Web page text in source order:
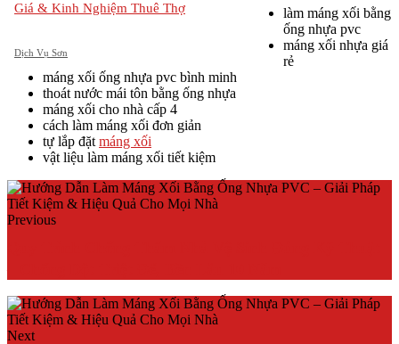
Giá & Kinh Nghiệm Thuê Thợ
Dịch Vụ Sơn
làm máng xối bằng
ống nhựa pvc
máng xối nhựa giá
rẻ
máng xối ống nhựa pvc bình minh
thoát nước mái tôn bằng ống nhựa
máng xối cho nhà cấp 4
cách làm máng xối đơn giản
tự lắp đặt máng xối
vật liệu làm máng xối tiết kiệm
Previous
Next